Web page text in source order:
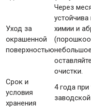
Уход за
окрашенной
поверхностью
Через
химии и
очистки.
Срок и
условия
хранения
4 года